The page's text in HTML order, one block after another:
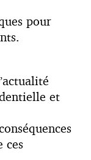
pour
et
ces